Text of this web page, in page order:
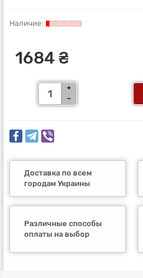
1684 ₴
Доставка по всем
городам Украины
Различные способы
оплаты на выбор